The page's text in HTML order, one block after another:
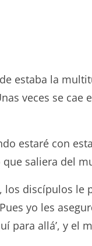
estaba la
veces se
estaré con
saliera del
los discípulos
yo les
para allá’, y